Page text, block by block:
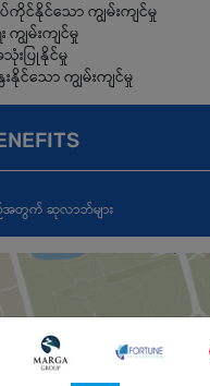
င်နိုင်သော ကျွမ်းကျင်မှု
ျွမ်းကျင်မှု
းပြုနိုင်မှု
းနိုင်သော ကျွမ်းကျင်မှု
အတွက် ဆုလာဘ်များ